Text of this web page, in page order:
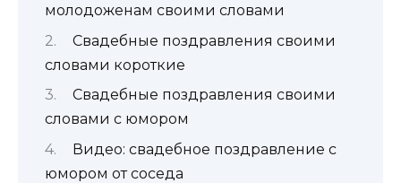
молодоженам своими словами
Свадебные поздравления своими
словами короткие
Свадебные поздравления своими
словами с юмором
Видео: свадебное поздравление с
юмором от соседа